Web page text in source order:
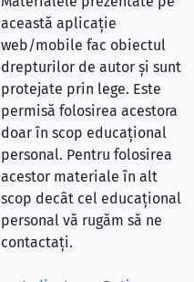
această aplicație
web/mobile fac obiectul
drepturilor de autor și sunt
protejate prin lege. Este
permisă folosirea acestora
doar în scop educațional
personal. Pentru folosirea
acestor materiale în alt
scop decât cel educațional
personal vă rugăm să ne
contactați.